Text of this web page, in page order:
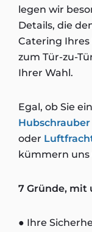
legen wir
Details, die
Catering
zum Tür-zu-
Ihrer Wahl.
Egal, ob Sie
oder
kümmern uns
7 Gründe, mit
● Ihre